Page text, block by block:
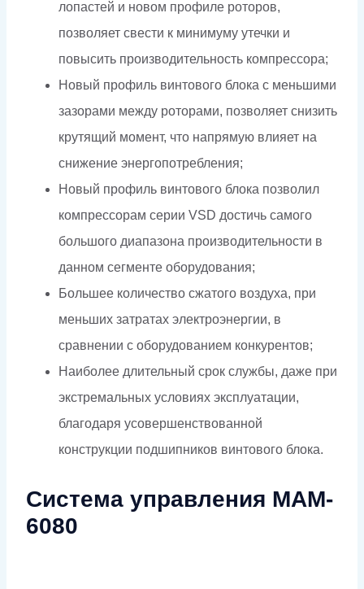
лопастей и новом профиле роторов,
позволяет свести к минимуму утечки и
повысить производительность компрессора;
Новый профиль винтового блока с меньшими
зазорами между роторами, позволяет снизить
крутящий момент, что напрямую влияет на
снижение энергопотребления;
Новый профиль винтового блока позволил
компрессорам серии VSD достичь самого
большого диапазона производительности в
данном сегменте оборудования;
Большее количество сжатого воздуха, при
меньших затратах электроэнергии, в
сравнении с оборудованием конкурентов;
Наиболее длительный срок службы, даже при
экстремальных условиях эксплуатации,
благодаря усовершенствованной
конструкции подшипников винтового блока.
Система управления MAM-
6080